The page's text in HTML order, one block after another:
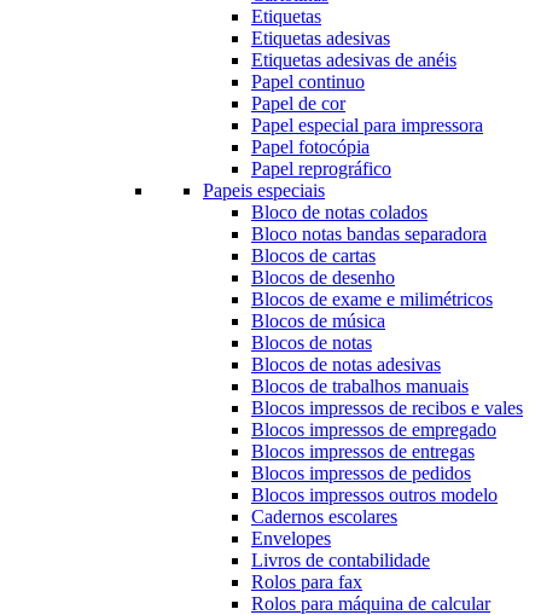
Etiquetas
Etiquetas adesivas
Etiquetas adesivas de anéis
Papel continuo
Papel de cor
Papel especial para impressora
Papel fotocópia
Papel reprográfico
Papeis especiais
Bloco de notas colados
Bloco notas bandas separadora
Blocos de cartas
Blocos de desenho
Blocos de exame e milimétricos
Blocos de música
Blocos de notas
Blocos de notas adesivas
Blocos de trabalhos manuais
Blocos impressos de recibos e vales
Blocos impressos de empregado
Blocos impressos de entregas
Blocos impressos de pedidos
Blocos impressos outros modelo
Cadernos escolares
Envelopes
Livros de contabilidade
Rolos para fax
Rolos para máquina de calcular